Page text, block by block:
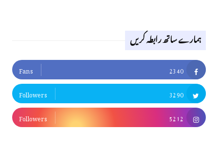
ہمارے ساتھ رابطہ کریں
2340
Fans
3290
Followers
5212
Followers